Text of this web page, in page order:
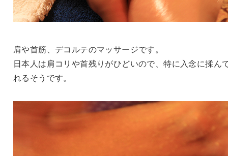
肩や首筋、デコルテのマッサージです。
日本人は肩コリや首残りがひどいので、特に入念に揉ん
れるそうです。